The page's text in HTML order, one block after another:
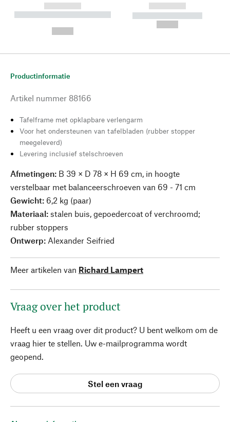
------------
----------- ----------- --------
------------
----------- -----------
Productinformatie
Artikel nummer 88166
Tafelframe met opklapbare verlengarm
Voor het ondersteunen van tafelbladen (rubber stopper
meegeleverd)
Levering inclusief stelschroeven
Afmetingen: B 39 × D 78 × H 69 cm, in hoogte
verstelbaar met balanceerschroeven van 69 - 71 cm
Gewicht: 6,2 kg (paar)
Materiaal: stalen buis, gepoedercoat of verchroomd;
rubber stoppers
Ontwerp: Alexander Seifried
Meer artikelen van Richard Lampert
Vraag over het product
Heeft u een vraag over dit product? U bent welkom om de
vraag hier te stellen. Uw e-mailprogramma wordt
geopend.
Stel een vraag